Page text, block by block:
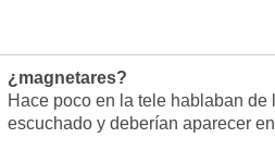
¿magnetares?
Hace poco en la tele hablaban
escuchado y deberían aparecer